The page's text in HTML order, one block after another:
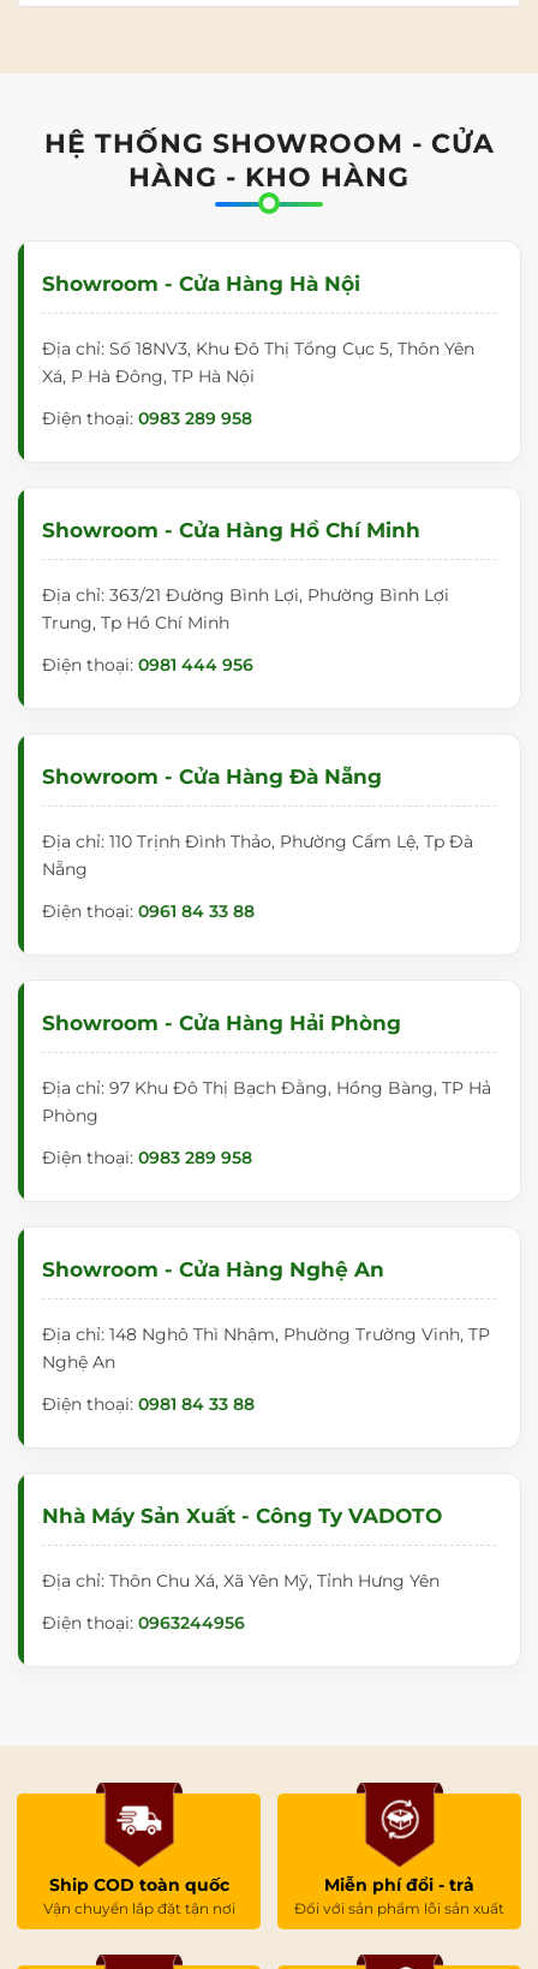
HỆ THỐNG SHOWROOM - CỬA
HÀNG - KHO HÀNG
Showroom - Cửa Hàng Hà Nội
Địa chỉ: Số 18NV3, Khu Đô Thị Tổng Cục 5, Thôn Yên
Xá, P Hà Đông, TP Hà Nội
Điện thoại: 0983 289 958
Showroom - Cửa Hàng Hồ Chí Minh
Địa chỉ: 363/21 Đường Bình Lợi, Phường Bình Lợi
Trung, Tp Hồ Chí Minh
Điện thoại: 0981 444 956
Showroom - Cửa Hàng Đà Nẵng
Địa chỉ: 110 Trịnh Đình Thảo, Phường Cẩm Lệ, Tp Đà
Nẵng
Điện thoại: 0961 84 33 88
Showroom - Cửa Hàng Hải Phòng
Địa chỉ: 97 Khu Đô Thị Bạch Đằng, Hồng Bàng, TP Hả
Phòng
Điện thoại: 0983 289 958
Showroom - Cửa Hàng Nghệ An
Địa chỉ: 148 Nghô Thì Nhậm, Phường Trường Vinh, TP
Nghệ An
Điện thoại: 0981 84 33 88
Nhà Máy Sản Xuất - Công Ty VADOTO
Địa chỉ: Thôn Chu Xá, Xã Yên Mỹ, Tỉnh Hưng Yên
Điện thoại: 0963244956
Ship COD toàn quốc
Vận chuyển lắp đặt tận nơi
Miễn phí đổi - trả
Đối với sản phẩm lỗi sản xuất